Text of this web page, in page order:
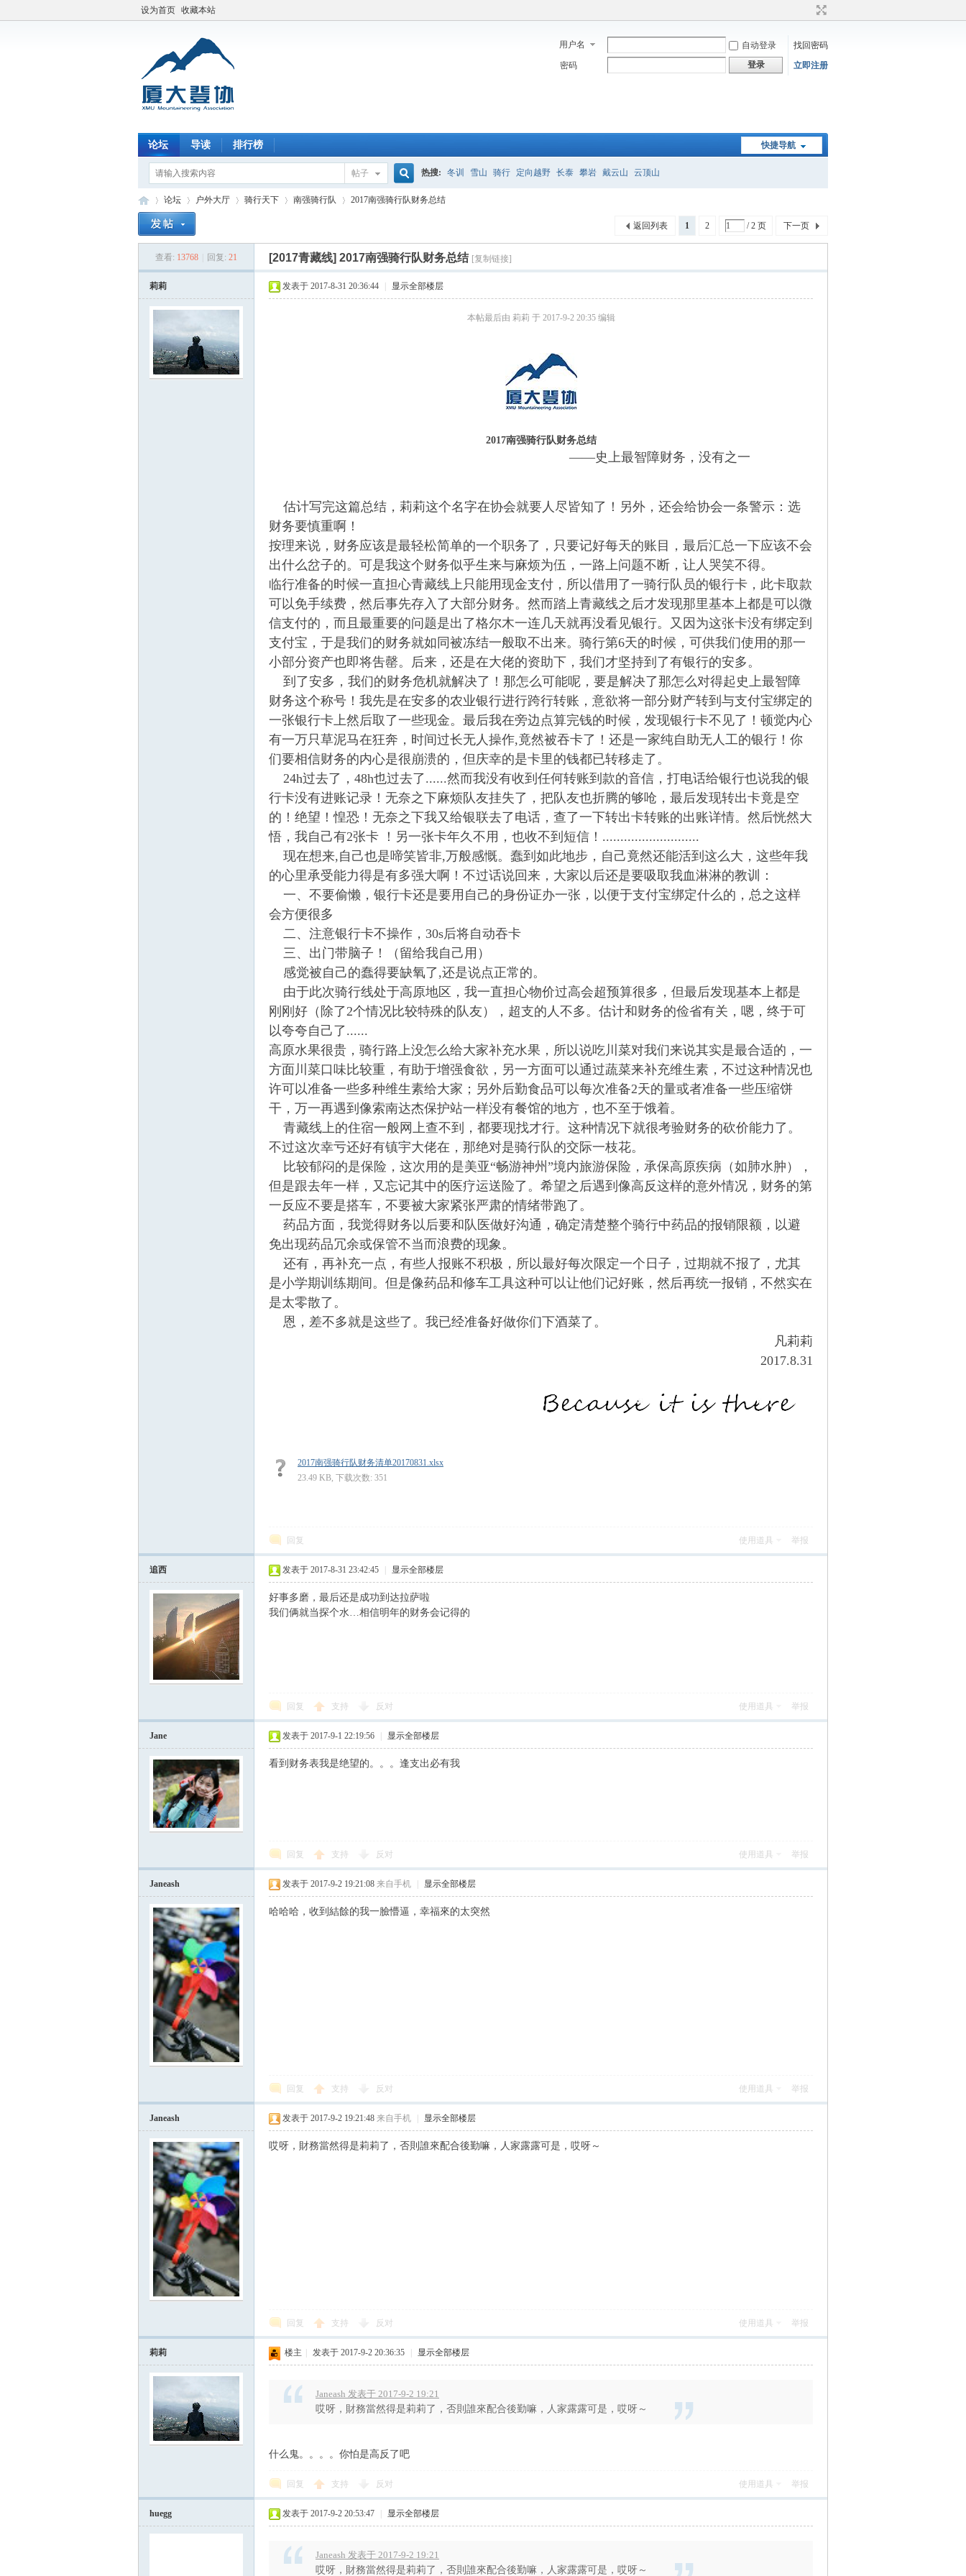
设为首页 收藏本站
用户名 自动登录
找回密码
密码
登录 立即注册
快捷导航
论坛 导读 排行榜
帖子
搜
索
热搜: 冬训 雪山 骑行 定向越野 长泰 攀岩 戴云山 云顶山
坛
论坛
›
户外大厅
›
骑行天下
›
南强骑行队 2017南强骑行队财务总结
1 2 / 2 页 下一页
返回列表
查看: 13768 回复: 21 [2017青藏线] 2017南强骑行队财务总结 [复制链接]
莉莉 发表于 2017-8-31 20:36:44 显示全部楼层
本帖最后由 莉莉 于 2017-9-2 20:35 编辑
2017南强骑行队财务总结
——史上最智障财务，没有之一
估计写完这篇总结，莉莉这个名字在协会就要人尽皆知了！另外，还会给协会一条警示：选
财务要慎重啊！
按理来说，财务应该是最轻松简单的一个职务了，只要记好每天的账目，最后汇总一下应该不会
出什么岔子的。可是我这个财务似乎生来与麻烦为伍，一路上问题不断，让人哭笑不得。
临行准备的时候一直担心青藏线上只能用现金支付，所以借用了一骑行队员的银行卡，此卡取款
可以免手续费，然后事先存入了大部分财务。然而踏上青藏线之后才发现那里基本上都是可以微
信支付的，而且最重要的问题是出了格尔木一连几天就再没看见银行。又因为这张卡没有绑定到
支付宝，于是我们的财务就如同被冻结一般取不出来。骑行第6天的时候，可供我们使用的那一
小部分资产也即将吿罄。后来，还是在大佬的资助下，我们才坚持到了有银行的安多。
到了安多，我们的财务危机就解决了！那怎么可能呢，要是解决了那怎么对得起史上最智障
财务这个称号！我先是在安多的农业银行进行跨行转账，意欲将一部分财产转到与支付宝绑定的
一张银行卡上然后取了一些现金。最后我在旁边点算完钱的时候，发现银行卡不见了！顿觉内心
有一万只草泥马在狂奔，时间过长无人操作,竟然被吞卡了！还是一家纯自助无人工的银行！你
们要相信财务的内心是很崩溃的，但庆幸的是卡里的钱都已转移走了。
24h过去了，48h也过去了......然而我没有收到任何转账到款的音信，打电话给银行也说我的银
行卡没有进账记录！无奈之下麻烦队友挂失了，把队友也折腾的够呛，最后发现转出卡竟是空
的！绝望！惶恐！无奈之下我又给银联去了电话，查了一下转出卡转账的出账详情。然后恍然大
悟，我自己有2张卡 ！另一张卡年久不用，也收不到短信！...........................
现在想来,自己也是啼笑皆非,万般感慨。蠢到如此地步，自己竟然还能活到这么大，这些年我
的心里承受能力得是有多强大啊！不过话说回来，大家以后还是要吸取我血淋淋的教训：
一、不要偷懒，银行卡还是要用自己的身份证办一张，以便于支付宝绑定什么的，总之这样
会方便很多
二、注意银行卡不操作，30s后将自动吞卡
三、出门带脑子！（留给我自己用）
感觉被自己的蠢得要缺氧了,还是说点正常的。
由于此次骑行线处于高原地区，我一直担心物价过高会超预算很多，但最后发现基本上都是
刚刚好（除了2个情况比较特殊的队友），超支的人不多。估计和财务的俭省有关，嗯，终于可
以夸夸自己了......
高原水果很贵，骑行路上没怎么给大家补充水果，所以说吃川菜对我们来说其实是最合适的，一
方面川菜口味比较重，有助于增强食欲，另一方面可以通过蔬菜来补充维生素，不过这种情况也
许可以准备一些多种维生素给大家；另外后勤食品可以每次准备2天的量或者准备一些压缩饼
干，万一再遇到像索南达杰保护站一样没有餐馆的地方，也不至于饿着。
青藏线上的住宿一般网上查不到，都要现找才行。这种情况下就很考验财务的砍价能力了。
不过这次幸亏还好有镇宇大佬在，那绝对是骑行队的交际一枝花。
比较郁闷的是保险，这次用的是美亚“畅游神州”境内旅游保险，承保高原疾病（如肺水肿），
但是跟去年一样，又忘记其中的医疗运送险了。希望之后遇到像高反这样的意外情况，财务的第
一反应不要是搭车，不要被大家紧张严肃的情绪带跑了。
药品方面，我觉得财务以后要和队医做好沟通，确定清楚整个骑行中药品的报销限额，以避
免出现药品冗余或保管不当而浪费的现象。
还有，再补充一点，有些人报账不积极，所以最好每次限定一个日子，过期就不报了，尤其
是小学期训练期间。但是像药品和修车工具这种可以让他们记好账，然后再统一报销，不然实在
是太零散了。
恩，差不多就是这些了。我已经准备好做你们下酒菜了。
凡莉莉
2017.8.31
2017南强骑行队财务清单20170831.xlsx
23.49 KB, 下载次数: 351
回复 使用道具 举报
追西 发表于 2017-8-31 23:42:45 显示全部楼层
好事多磨，最后还是成功到达拉萨啦
我们俩就当探个水…相信明年的财务会记得的
回复 支持 反对 使用道具 举报
Jane 发表于 2017-9-1 22:19:56 显示全部楼层
看到财务表我是绝望的。。。逢支出必有我
回复 支持 反对 使用道具 举报
Janeash 发表于 2017-9-2 19:21:08 来自手机 显示全部楼层
哈哈哈，收到結餘的我一臉懵逼，幸福來的太突然
回复 支持 反对 使用道具 举报
Janeash 发表于 2017-9-2 19:21:48 来自手机 显示全部楼层
哎呀，財務當然得是莉莉了，否則誰來配合後勤嘛，人家露露可是，哎呀～
回复 支持 反对 使用道具 举报
莉莉 楼主 发表于 2017-9-2 20:36:35 显示全部楼层
Janeash 发表于 2017-9-2 19:21
哎呀，財務當然得是莉莉了，否則誰來配合後勤嘛，人家露露可是，哎呀～
什么鬼。。。。你怕是高反了吧
回复 支持 反对 使用道具 举报
huegg 发表于 2017-9-2 20:53:47 显示全部楼层
Janeash 发表于 2017-9-2 19:21
哎呀，財務當然得是莉莉了，否則誰來配合後勤嘛，人家露露可是，哎呀～